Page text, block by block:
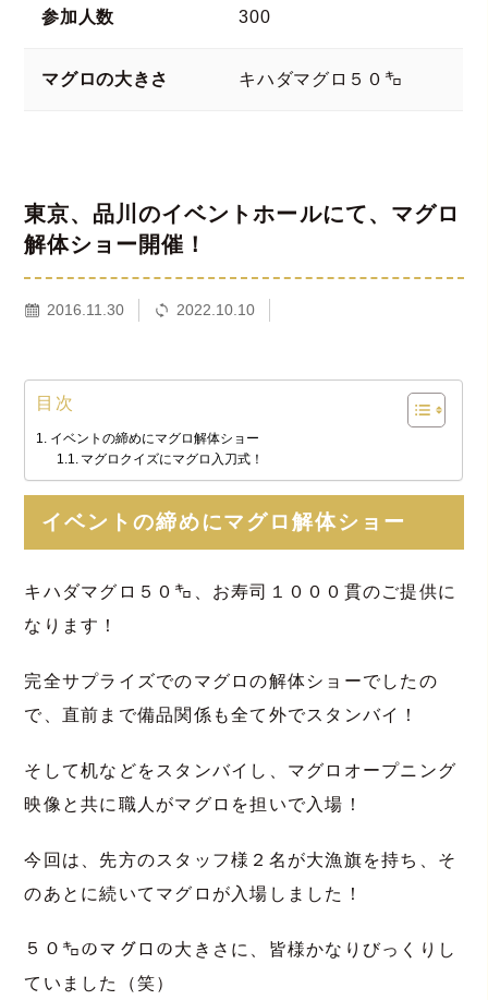
参加人数 300
マグロの大きさ キハダマグロ５０㌔
東京、品川のイベントホールにて、マグロ
解体ショー開催！
2016.11.30 2022.10.10
目次
イベントの締めにマグロ解体ショー
マグロクイズにマグロ入刀式！
イベントの締めにマグロ解体ショー
キハダマグロ５０㌔、お寿司１０００貫のご提供に
なります！
完全サプライズでのマグロの解体ショーでしたの
で、直前まで備品関係も全て外でスタンバイ！
そして机などをスタンバイし、マグロオープニング
映像と共に職人がマグロを担いで入場！
今回は、先方のスタッフ様２名が大漁旗を持ち、そ
のあとに続いてマグロが入場しました！
５０㌔のマグロの大きさに、皆様かなりびっくりし
ていました（笑）